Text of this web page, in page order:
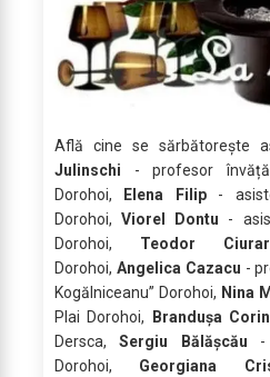
Află cine se sărbătoreşte
Julinschi - profesor
Dorohoi,
Elena Filip-
Dorohoi,Viorel Dontu -
Dorohoi, Teodor
Dorohoi, Angelica Cazacu -
Kogălniceanu” Dorohoi, Nina
Plai Dorohoi,
Brandușa
Dersca,Sergiu Bălăşcău -
Dorohoi, Georgiana